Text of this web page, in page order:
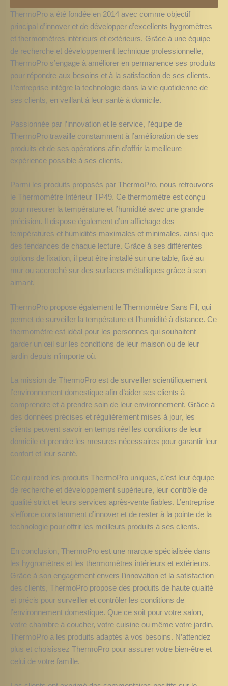
ThermoPro a été fondée en 2014 avec comme objectif
principal d’innover et de développer d’excellents hygromètres
et thermomètres intérieurs et extérieurs. Grâce à une équipe
de recherche et développement technique professionnelle,
ThermoPro s’engage à améliorer en permanence ses produits
pour répondre aux besoins et à la satisfaction de ses clients.
L’entreprise intègre la technologie dans la vie quotidienne de
ses clients, en veillant à leur santé à domicile.
Passionnée par l’innovation et le service, l’équipe de
ThermoPro travaille constamment à l’amélioration de ses
produits et de ses opérations afin d’offrir la meilleure
expérience possible à ses clients.
Parmi les produits proposés par ThermoPro, nous retrouvons
le Thermomètre Intérieur TP49. Ce thermomètre est conçu
pour mesurer la température et l’humidité avec une grande
précision. Il dispose également d’un affichage des
températures et humidités maximales et minimales, ainsi que
des tendances de chaque lecture. Grâce à ses différentes
options de fixation, il peut être installé sur une table, fixé au
mur ou accroché sur des surfaces métalliques grâce à son
aimant.
ThermoPro propose également le Thermomètre Sans Fil, qui
permet de surveiller la température et l’humidité à distance. Ce
thermomètre est idéal pour les personnes qui souhaitent
garder un œil sur les conditions de leur maison ou de leur
jardin depuis n’importe où.
La mission de ThermoPro est de surveiller scientifiquement
l’environnement domestique afin d’aider ses clients à
comprendre et à prendre soin de leur environnement. Grâce à
des données précises et régulièrement mises à jour, les
clients peuvent savoir en temps réel les conditions de leur
domicile et prendre les mesures nécessaires pour garantir leur
confort et leur santé.
Ce qui rend les produits ThermoPro uniques, c’est leur équipe
de recherche et développement supérieure, leur contrôle de
qualité strict et leurs services après-vente fiables. L’entreprise
s’efforce constamment d’innover et de rester à la pointe de la
technologie pour offrir les meilleurs produits à ses clients.
En conclusion, ThermoPro est une marque spécialisée dans
les hygromètres et les thermomètres intérieurs et extérieurs.
Grâce à son engagement envers l’innovation et la satisfaction
des clients, ThermoPro propose des produits de haute qualité
et précis pour surveiller et contrôler les conditions de
l’environnement domestique. Que ce soit pour votre salon,
votre chambre à coucher, votre cuisine ou même votre jardin,
ThermoPro a les produits adaptés à vos besoins. N’attendez
plus et choisissez ThermoPro pour assurer votre bien-être et
celui de votre famille.